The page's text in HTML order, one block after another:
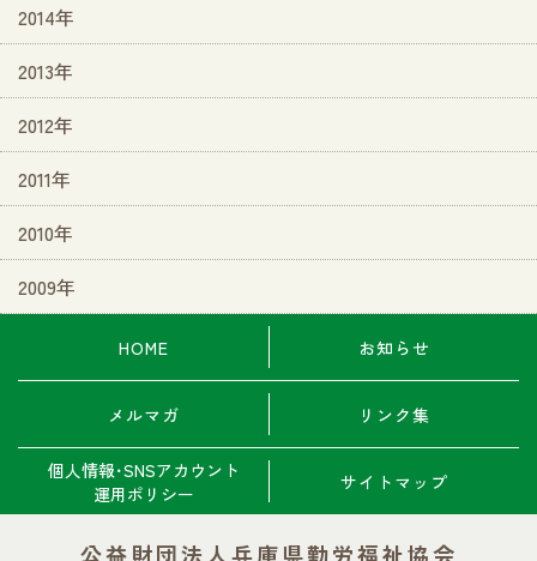
2014年
2013年
2012年
2011年
2010年
2009年
HOME お知らせ
メルマガ リンク集
個人情報･SNSアカウント
運用ポリシー
サイトマップ
公益財団法人兵庫県勤労福祉協会